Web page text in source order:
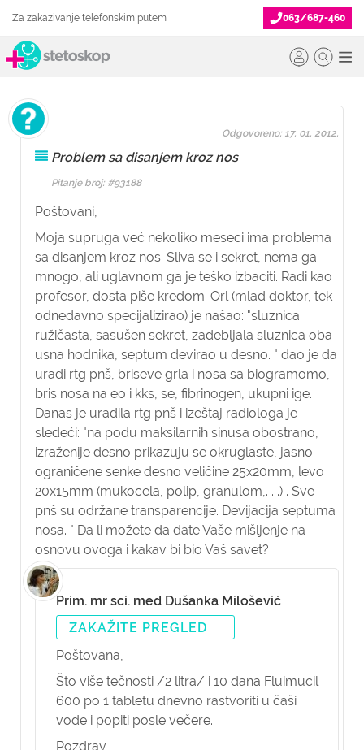
Za zakazivanje telefonskim putem 063/687-460
Problem sa disanjem kroz nos
Pitanje broj: #93188
Poštovani,
Moja supruga već nekoliko meseci ima problema
sa disanjem kroz nos. Sliva se i sekret, nema ga
mnogo, ali uglavnom ga je teško izbaciti. Radi kao
profesor, dosta piše kredom. Orl (mlad doktor, tek
odnedavno specijalizirao) je našao: "sluznica
ružičasta, sasušen sekret, zadebljala sluznica oba
usna hodnika, septum devirao u desno. " dao je da
uradi rtg pnš, briseve grla i nosa sa biogramomo,
bris nosa na eo i kks, se, fibrinogen, ukupni ige.
Danas je uradila rtg pnš i izeštaj radiologa je
sledeći: "na podu maksilarnih sinusa obostrano,
izraženije desno prikazuju se okruglaste, jasno
ograničene senke desno veličine 25x20mm, levo
20x15mm (mukocela, polip, granulom,. . .) . Sve
pnš su održane transparencije. Devijacija septuma
nosa. " Da li možete da date Vaše mišljenje na
osnovu ovoga i kakav bi bio Vaš savet?
Odgovoreno: 17. 01. 2012.
Prim. mr sci. med Dušanka Milošević
ZAKAŽITE PREGLED
Poštovana,
Što više tečnosti /2 litra/ i 10 dana Fluimucil
600 po 1 tabletu dnevno rastvoriti u čaši
vode i popiti posle večere.
Pozdrav